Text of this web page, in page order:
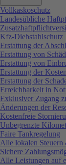
Vollkaskoschutz
Landesübliche
Kfz-Diebstahlschutz
Erstattung der
Erstattung von
Erstattung von
Erstattung der
Erstattung der
Erreichbarkeit in
Exklusiver Zugang
Änderungen der
Kostenfreie
Unbegrenzte
Faire Tankregelung
Alle lokalen Steuern
Sichere
Alle Leistungen auf